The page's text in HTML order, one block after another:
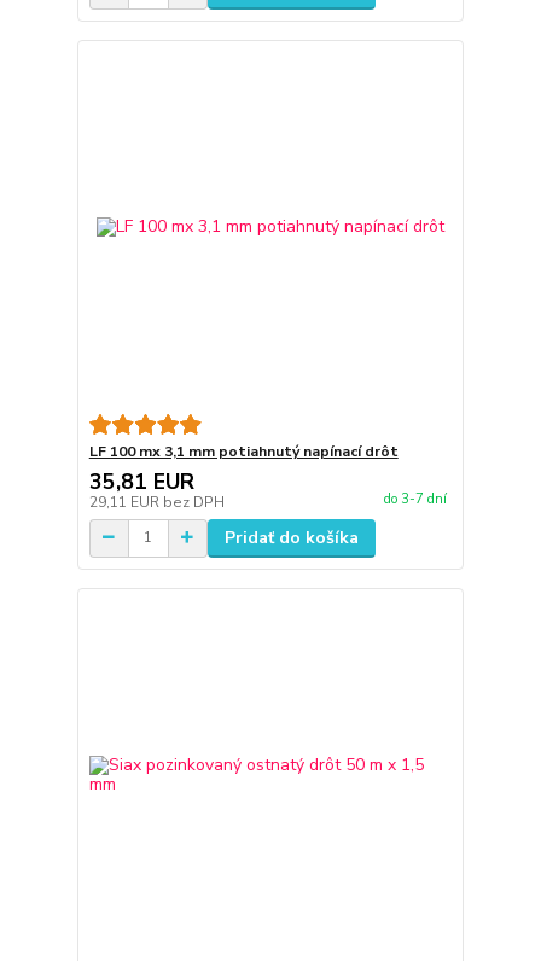
LF 100 mx 3,1 mm potiahnutý napínací drôt
35,81 EUR
29,11 EUR bez DPH do 3-7 dní
Pridať do košíka